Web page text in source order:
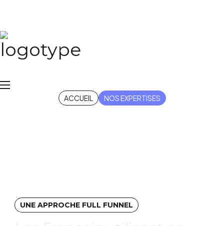
Nos expertises
ACCUEIL NOS EXPERTISES
UNE APPROCHE FULL FUNNEL